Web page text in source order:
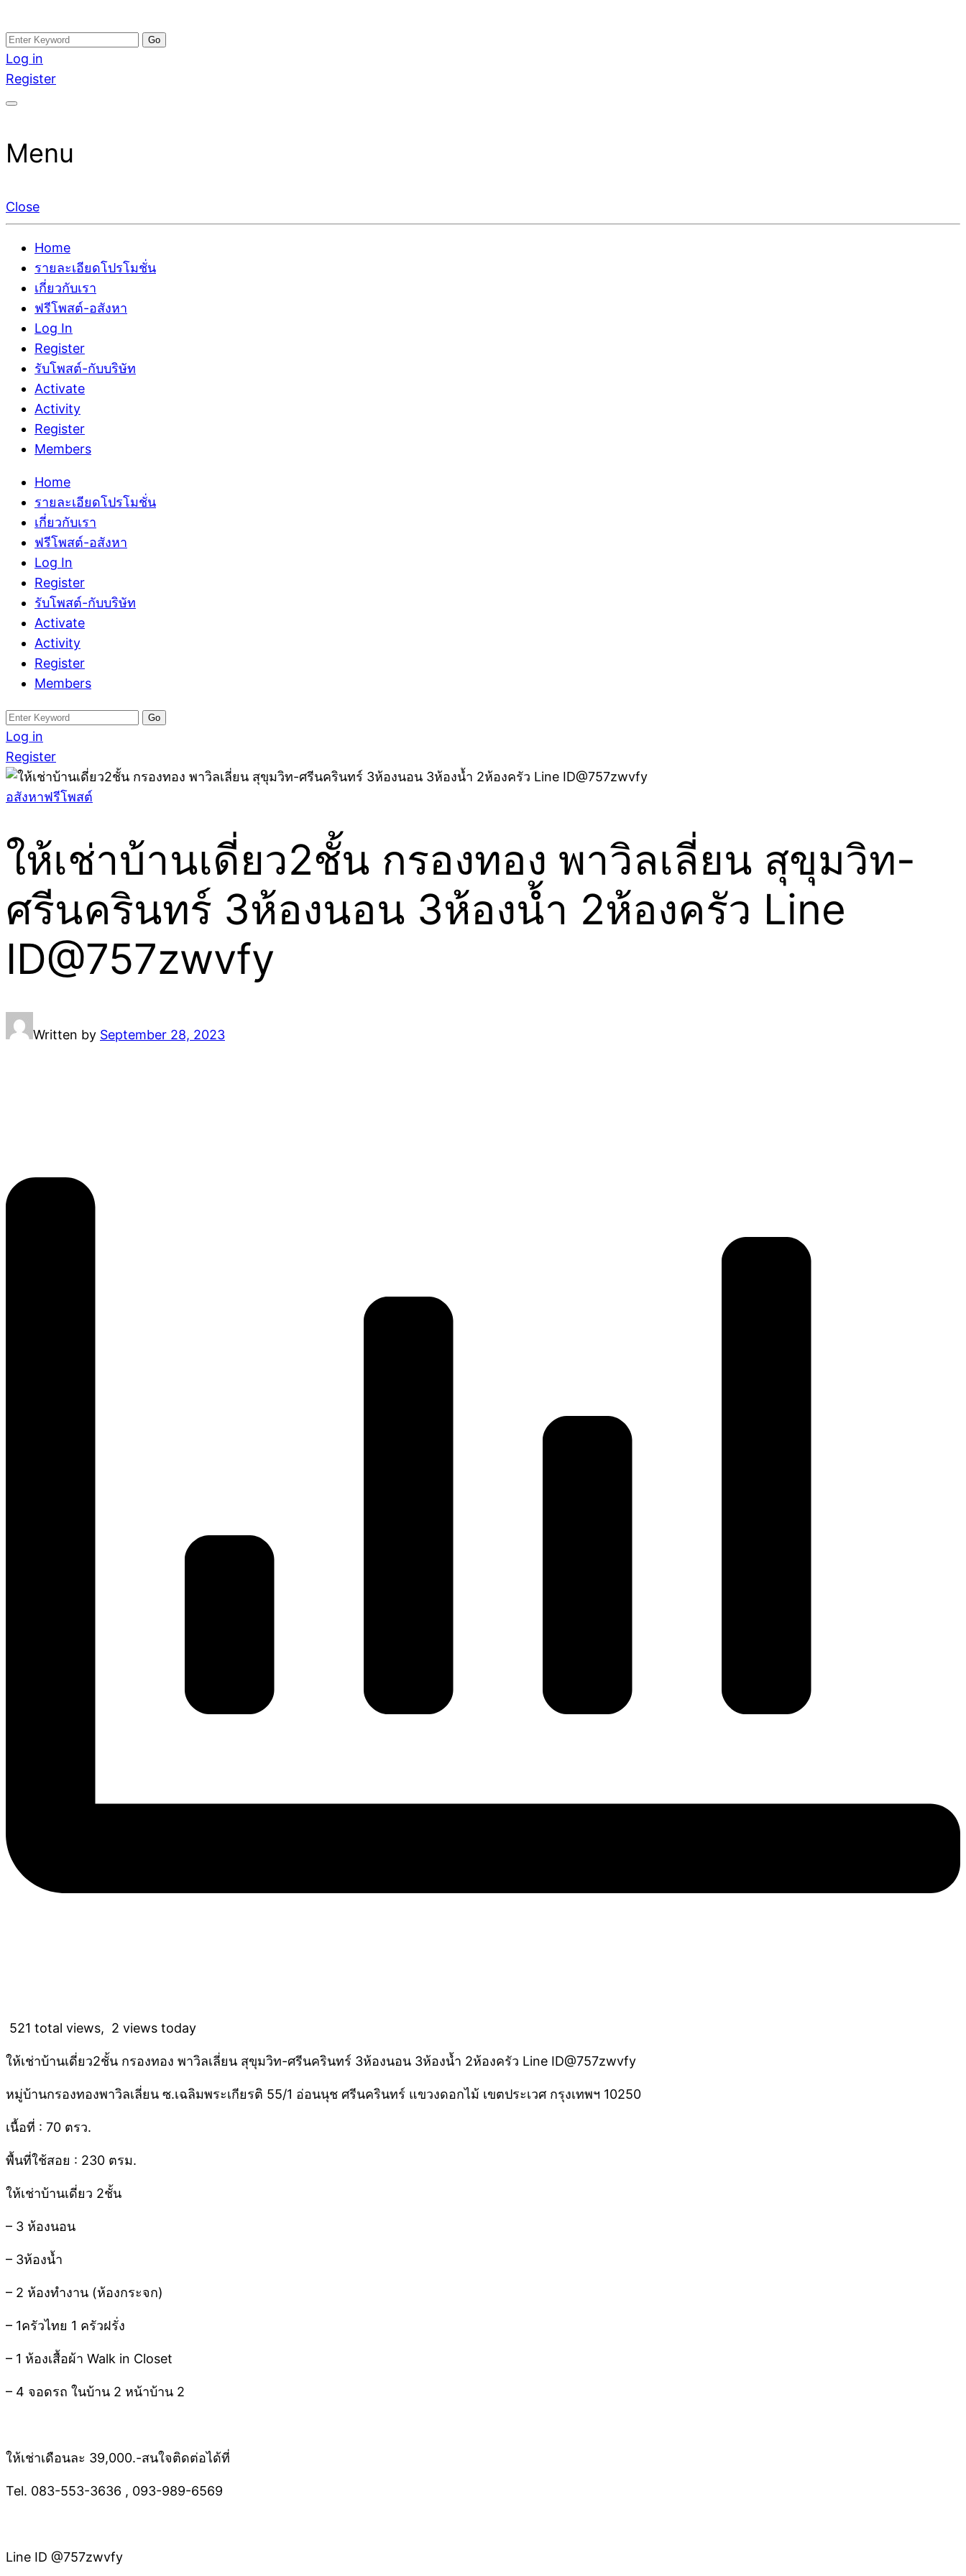
Skip
to
content
อสังหาโพสต์ รีวิวเยอะ รับจ้างโพสต์ขายบ้าน รับจ้างโพสต์อสังหา แตกต่างอย่างตั้งใจ รับรองผล อันดับ1 การโพสต์ขายอสังหา กับทีมงานบริษัท บ้าน ที่ดิน คอนโด
ติดGoogleหน้าแรกได้จริงๆ ใน 7 วัน
รับจ้างโพสอสังหา ขายบ้าน อสังหาโพสต์ เชื่อถือได้จริง รับโพสต์ ที่ดิน กับทีมงานบริษัท ถูกและดีที่สุด ไม่มีค่านายหน้า ขายได้จริงๆ ช่วยสร้างโอกาสในการขายได้มากกว่า ที่
เดียว ที่กล้าการันตีผลงาน ประสบการณ์กว่า20ปี ทีมงานมืออาชีพ ช่วยคุณขายบ้านมานาน ตัวจริง
Search
for:
Log in
Register
Menu
Close
Home
รายละเอียดโปรโมชั่น
เกี่ยวกับเรา
ฟรีโพสต์-อสังหา
Log In
Register
รับโพสต์-กับบริษัท
Activate
Activity
Register
Members
Home
รายละเอียดโปรโมชั่น
เกี่ยวกับเรา
ฟรีโพสต์-อสังหา
Log In
Register
รับโพสต์-กับบริษัท
Activate
Activity
Register
Members
Search
for:
Log in
Register
อสังหาฟรีโพสต์
ให้เช่าบ้านเดี่ยว2ชั้น กรองทอง พาวิลเลี่ยน สุขุมวิท-
ศรีนครินทร์ 3ห้องนอน 3ห้องน้ำ 2ห้องครัว Line
ID@757zwvfy
Written by September 28, 2023
521 total views, 2 views today
ให้เช่าบ้านเดี่ยว2ชั้น กรองทอง พาวิลเลี่ยน สุขุมวิท-ศรีนครินทร์ 3ห้องนอน 3ห้องน้ำ 2ห้องครัว Line ID@757zwvfy
หมู่บ้านกรองทองพาวิลเลี่ยน ซ.เฉลิมพระเกียรติ 55/1 อ่อนนุช ศรีนครินทร์ แขวงดอกไม้ เขตประเวศ กรุงเทพฯ 10250
เนื้อที่ : 70 ตรว.
พื้นที่ใช้สอย : 230 ตรม.
ให้เช่าบ้านเดี่ยว 2ชั้น
– 3 ห้องนอน
– 3ห้องน้ำ
– 2 ห้องทำงาน (ห้องกระจก)
– 1ครัวไทย 1 ครัวฝรั่ง
– 1 ห้องเสื้อผ้า Walk in Closet
– 4 จอดรถ ในบ้าน 2 หน้าบ้าน 2
ให้เช่าเดือนละ 39,000.-สนใจติดต่อได้ที่
Tel. 083-553-3636 , 093-989-6569
Line ID @757zwvfy